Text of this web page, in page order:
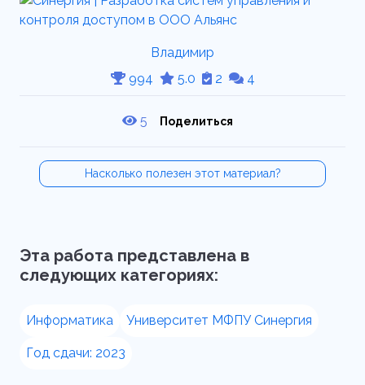
Владимир
994
5.0 2 4
5 Поделиться
Насколько полезен этот материал?
Эта работа представлена в
следующих категориях:
Информатика Университет МФПУ Синергия
Год сдачи: 2023